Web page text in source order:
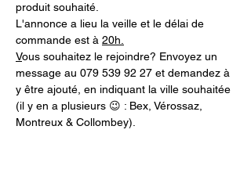
produit souhaité.
L'annonce a lieu la veille et le délai de
commande est à 20h.
Vous souhaitez le rejoindre? Envoyez un
message au 079 539 92 27 et demandez à
y être ajouté, en indiquant la ville souhaitée
(il y en a plusieurs 😉 : Bex, Vérossaz,
Montreux & Collombey).